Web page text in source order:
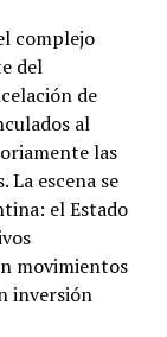
complejo
del
de
al
las
escena se
el Estado
movimientos
inversión